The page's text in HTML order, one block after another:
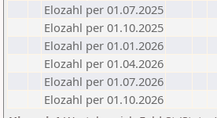
Elozahl per 01.07.2025
Elozahl per 01.10.2025
Elozahl per 01.01.2026
Elozahl per 01.04.2026
Elozahl per 01.07.2026
Elozahl per 01.10.2026